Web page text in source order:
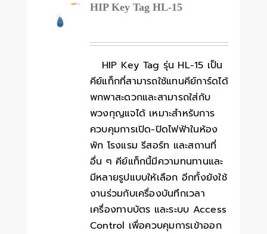
HIP Key Tag HL-15
HIP Key Tag รุ่น HL-15 เป็น
คีย์แท็กที่สามารถใช้แทนคีย์การ์ดได้
พกพาสะดวกและสามารถใส่กับ
พวงกุญแจได้ เหมาะสำหรับการ
ควบคุมการเปิด-ปิดไฟฟ้าในห้อง
พัก โรงแรม รีสอร์ท และสถานที่
อื่น ๆ คีย์แท็กนี้มีความทนทานและ
มีหลายรูปแบบให้เลือก อีกทั้งยังใช้
งานร่วมกับเครื่องบันทึกเวลา
เครื่องทาบบัตร และระบบ Access
Control เพื่อควบคุมการเข้าออก